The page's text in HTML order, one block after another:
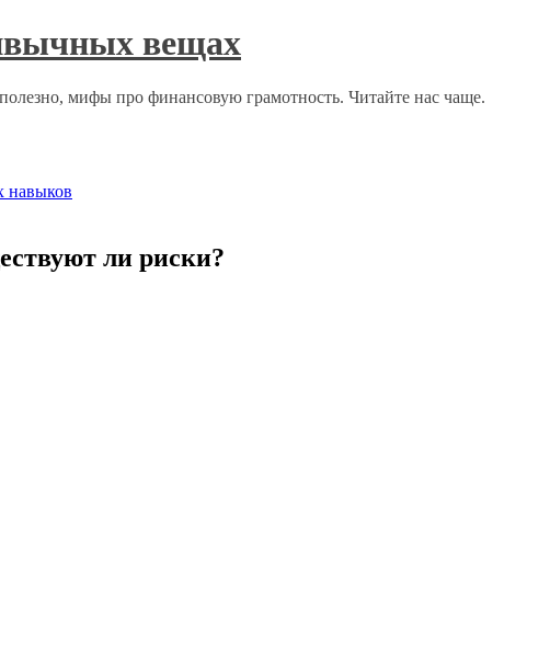
вещах
мифы про финансовую грамотность. Читайте нас чаще.
навыков
ли риски?